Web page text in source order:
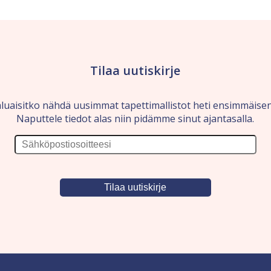
Tilaa uutiskirje
nähdä uusimmat tapettimallistot heti
Naputtele tiedot alas niin pidämme sinut ajantasalla.